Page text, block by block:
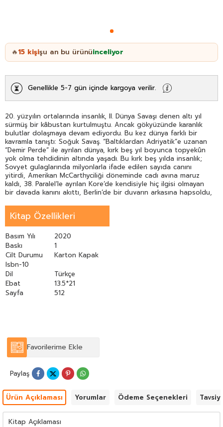
🔥15 kişişu an bu ürünüinceliyor
Genellikle 5-7 gün içinde kargoya verilir.
20. yüzyılın ortalarında insanlık, II. Dünya Savaşı denen altı yıl
sürmüş bir kâbustan kurtulmuştu. Ancak gökyüzünde karanlık
bulutlar dolaşmaya devam ediyordu. Bu kez dünya farklı bir
kavramla tanıştı: Soğuk Savaş. “Baltıklardan Adriyatik”e uzanan
“Demir Perde” ile ayrılan dünya, kırk beş yıl boyunca topyekûn
yok olma tehdidinin altında yaşadı. Bu kırk beş yılda insanlık;
Sovyet gulaglarında milyonlarla ifade edilen sayıda canını
yitirdi, Amerikan McCarthyciliği döneminde cadı avına maruz
kaldı, 38. Paralel’le ayrılan Kore’de kendisiyle hiç ilgisi olmayan
bir davada kanını akıttı, Berlin’de bir duvarın arkasına hapsoldu,
Vietnam’da girdiği bataklıktan yıllarca çıkamadı, iki kutup
arasına sıkıştırılmaya karşı isyanını çiçek çocuklarla, Beatles’la,
Rock and Roll’la haykırdı, uzaya çıktı, Ay’a ayak bastı,
Polonya’da, Macaristan’da, Çekoslovakya’da yeşeren “bahar”
ümitlerinin solduğunu gördü. Ve nihayet bir duvarın yıkılışı bu
devrin sonunu getirdi. İlkin Başar Özal Kısa Soğuk Savaş
Tarihi’nde 1945-1990 yılları arasını adeta bir kameranın
vizöründen aktarır gibi canlı bir anlatımla sunuyor. Dönemler
arası bağlantılar kurarak geçmiş’le gün’ü bir araya getiriyor.
Kitap Özellikleri
Basım Yılı
2020
Baskı
1
Cilt Durumu
Karton Kapak
Isbn-10
Dil
Türkçe
Ebat
13.5*21
Sayfa
512
Favorilerime Ekle
Paylaş
Ürün Açıklaması Yorumlar Ödeme Seçenekleri
Kitap Açıklaması